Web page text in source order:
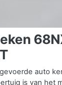
auto
is van het